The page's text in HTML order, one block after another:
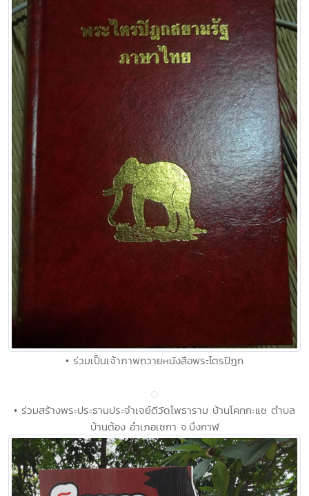
• ขอบอกบุญอุปถัมภ์ค่าน้ำมัน+ค่าจ้างรถรับส่งพระสงฆ์สามเณร เรียน
นักธรรมตลอดพรรษา ๙๐ วัน